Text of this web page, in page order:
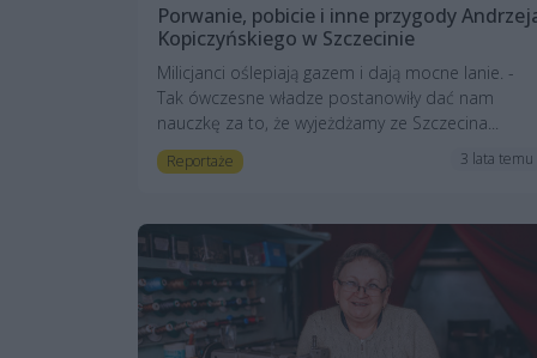
Porwanie, pobicie i inne przygody
Kopiczyńskiego w Szczecinie
Milicjanci oślepiają gazem i dają mocne lanie. -
Tak ówczesne władze postanowiły dać nam
nauczkę za to, że wyjeżdżamy ze Szczecina...
Reportaże 3 lata temu